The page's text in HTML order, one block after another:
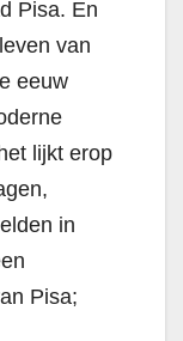
Pisa. En
van
eeuw
lijkt erop
in
Pisa;